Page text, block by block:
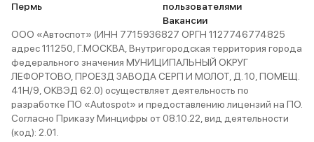
Пермь
пользователями
Вакансии
ООО «Автоспот» (ИНН 7715936827 ОРГН 1127746774825
адрес 111250, Г.МОСКВА, Внутригородская территория города
федерального значения МУНИЦИПАЛЬНЫЙ ОКРУГ
ЛЕФОРТОВО, ПРОЕЗД ЗАВОДА СЕРП И МОЛОТ, Д. 10, ПОМЕЩ.
41Н/9, ОКВЭД 62.0) осуществляет деятельность по
разработке ПО «Autospot» и предоставлению лицензий на ПО.
Согласно Приказу Минцифры от 08.10.22, вид деятельности
(код): 2.01.